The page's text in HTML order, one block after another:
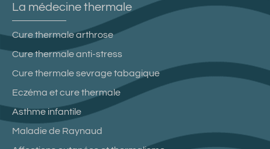
La médecine thermale
Cure thermale arthrose
Cure thermale anti-stress
Cure thermale sevrage tabagique
Eczéma et cure thermale
Asthme infantile
Maladie de Raynaud